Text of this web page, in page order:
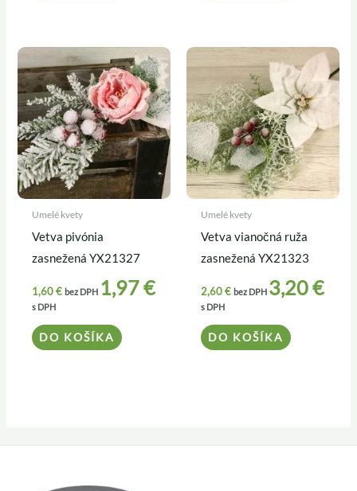
Umelé kvety
Vetva pivónia
zasnežená YX21327
1,60€ bez DPH 1,97€
s DPH
DO KOŠÍKA
Umelé kvety
Vetva vianočná ruža
zasnežená YX21323
2,60€ bez DPH 3,20€
s DPH
DO KOŠÍKA